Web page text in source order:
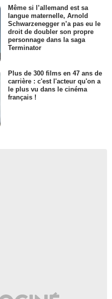
Même si l’allemand est sa
langue maternelle, Arnold
Schwarzenegger n’a pas eu le
droit de doubler son propre
personnage dans la saga
Terminator
Plus de 300 films en 47 ans de
carrière : c'est l'acteur qu'on a
le plus vu dans le cinéma
français !